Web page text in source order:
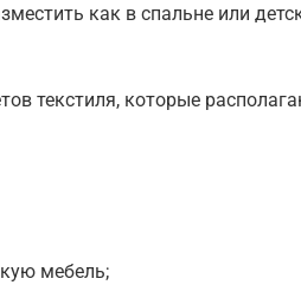
как в спальне или
текстиля, которые
мебель;